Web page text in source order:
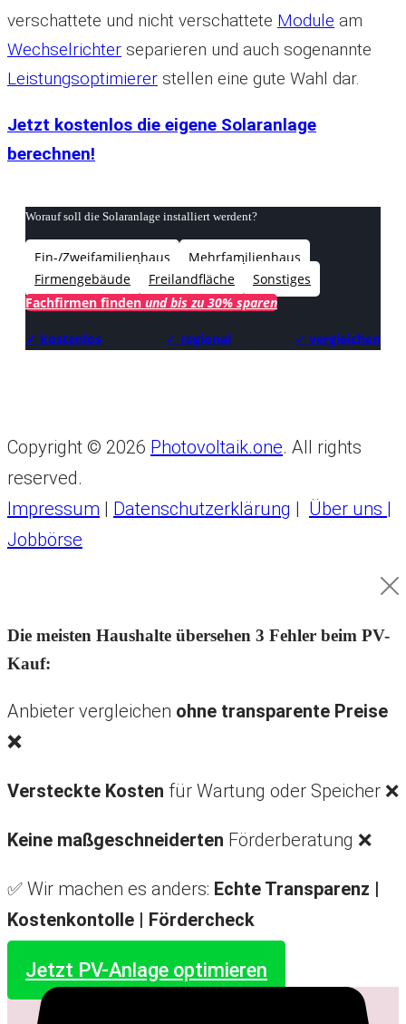
verschattete und nicht verschattete Module am
Wechselrichter separieren und auch sogenannte
Leistungsoptimierer stellen eine gute Wahl dar.
Jetzt kostenlos die eigene Solaranlage
berechnen!
Worauf soll die Solaranlage installiert werdent?
Ein-/Zweifamilienhaus
Mehrfamilienhaus
Firmengebäude
Freilandfläche
Sonstiges
Fachfirmen finden und bis zu 30% sparen
✓ kostenlos ✓ regional ✓ vergleichen
Copyright © 2026 Photovoltaik.one. All rights
reserved.
Impressum | Datenschutzerklärung | Über uns |
Jobbörse
Die meisten Haushalte übersehen 3 Fehler beim PV-
Kauf:
Anbieter vergleichen ohne transparente Preise
❌
Versteckte Kosten für Wartung oder Speicher ❌
Keine maßgeschneiderten Förderberatung ❌
✅ Wir machen es anders: Echte Transparenz |
Kostenkontolle | Fördercheck
Jetzt PV-Anlage optimieren